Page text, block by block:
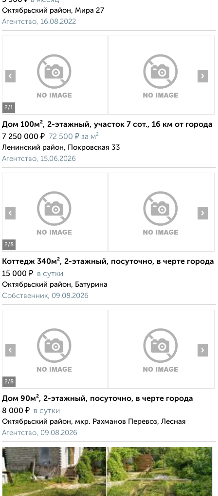
Октябрьский район, Мира 27
Агентство, 16.08.2022
2/1
‹ ›
Дом 100м², 2-этажный, участок 7 сот., 16 км от города
7 250 000 ₽ 72 500 ₽ за м²
Ленинский район, Покровская 33
Агентство, 15.06.2026
2/8
‹ ›
Коттедж 340м², 2-этажный, посуточно, в черте города
15 000 ₽ в сутки
Октябрьский район, Батурина
Собственник, 09.08.2026
2/8
‹ ›
Дом 90м², 2-этажный, посуточно, в черте города
8 000 ₽ в сутки
Октябрьский район, мкр. Рахманов Перевоз, Лесная
Агентство, 09.08.2026